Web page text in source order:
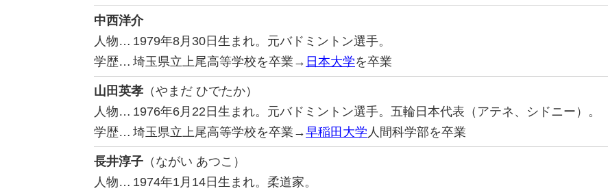
中西洋介
人物… 1979年8月30日生まれ。元バドミントン選手。
学歴… 埼玉県立上尾高等学校を卒業→ 日本大学を卒業
山田英孝 （やまだ ひでたか）
人物… 1976年6月22日生まれ。元バドミントン選手。五輪日本代表（アテネ、シドニー）。
学歴… 埼玉県立上尾高等学校を卒業→早稲田大学 人間科学部を卒業
長井淳子 （ながい あつこ）
人物… 1974年1月14日生まれ。柔道家。